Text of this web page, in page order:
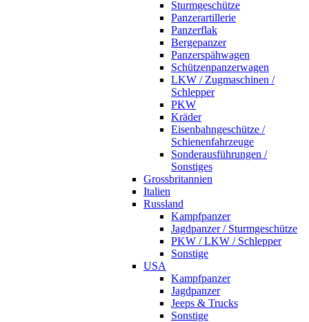
Sturmgeschütze
Panzerartillerie
Panzerflak
Bergepanzer
Panzerspähwagen
Schützenpanzerwagen
LKW / Zugmaschinen /
Schlepper
PKW
Kräder
Eisenbahngeschütze /
Schienenfahrzeuge
Sonderausführungen /
Sonstiges
Grossbritannien
Italien
Russland
Kampfpanzer
Jagdpanzer / Sturmgeschütze
PKW / LKW / Schlepper
Sonstige
USA
Kampfpanzer
Jagdpanzer
Jeeps & Trucks
Sonstige